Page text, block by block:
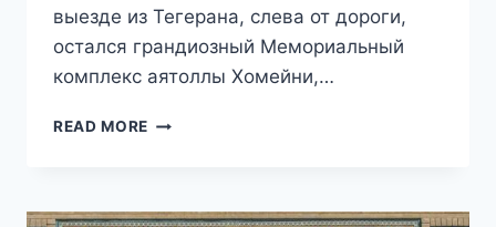
выезде из Тегерана, слева от дороги,
остался грандиозный Мемориальный
комплекс аятоллы Хомейни,…
READ MORE ПУТЕШЕСТВИЕ
4,